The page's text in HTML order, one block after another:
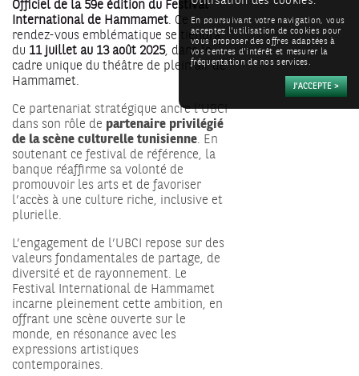
Officiel de la 59e édition du Festival
International de Hammamet. Ce
rendez-vous emblématique se tiendra
du 11 juillet au 13 août 2025, dans le
cadre unique du théâtre de plein air de
Hammamet.
Ce partenariat stratégique ancre l’UBCI
dans son rôle de partenaire privilégié
de la scène culturelle tunisienne. En
soutenant ce festival de référence, la
banque réaffirme sa volonté de
promouvoir les arts et de favoriser
l’accès à une culture riche, inclusive et
plurielle.
L’engagement de l’UBCI repose sur des
valeurs fondamentales de partage, de
diversité et de rayonnement. Le
Festival International de Hammamet
incarne pleinement cette ambition, en
offrant une scène ouverte sur le
monde, en résonance avec les
expressions artistiques
contemporaines.
En poursuivant votre navigation, vous
acceptez l'utilisation de cookies pour
vous proposer des offres adaptées à
vos centres d'intérêt et mesurer la
fréquentation de nos services.